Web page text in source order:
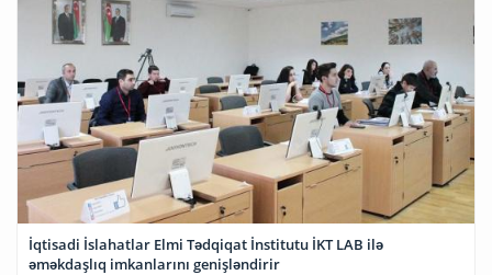
İqtisadi İslahatlar Elmi Tədqiqat İnstitutu İKT LAB ilə
əməkdaşlıq imkanlarını genişləndirir